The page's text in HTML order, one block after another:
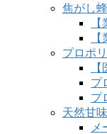
焦がし
プロポ
プ
プ
天然甘
メ